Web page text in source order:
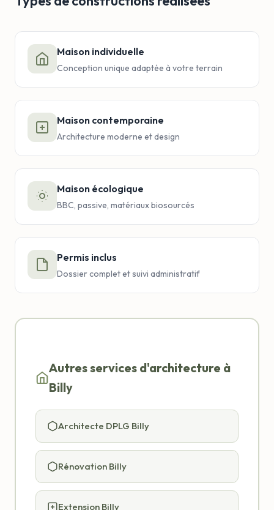
Maison individuelle
Conception unique adaptée à votre terrain
Maison contemporaine
Architecture moderne et design
Maison écologique
BBC, passive, matériaux biosourcés
Permis inclus
Dossier complet et suivi administratif
Autres services d'architecture à
Billy
Architecte DPLG Billy
Rénovation Billy
Extension Billy